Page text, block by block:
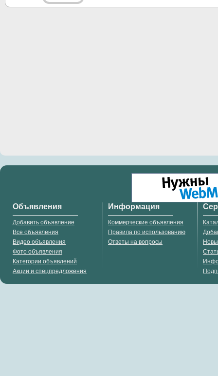
Объявления
Добавить объявление
Все объявления
Видео объявления
Фото объявления
Категории объявлений
Акции и спецпредложения
Информация
Коммерческие объявления
Правила по использованию
Ответы на вопросы